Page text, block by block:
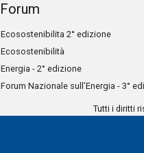
Forum
Ecosostenibilita 2° edizione
Ecosostenibilità
Energia - 2° edizione
Forum Nazionale sull’Energia - 3°
Tutti i diritti